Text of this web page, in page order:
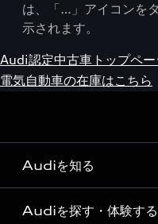
は、「…」アイコンを
示されます。
Audi認定中古車トップペー
電気自動車の在庫はこちら
Audiを知る
Audi ブランド
Audiを探す・体験する